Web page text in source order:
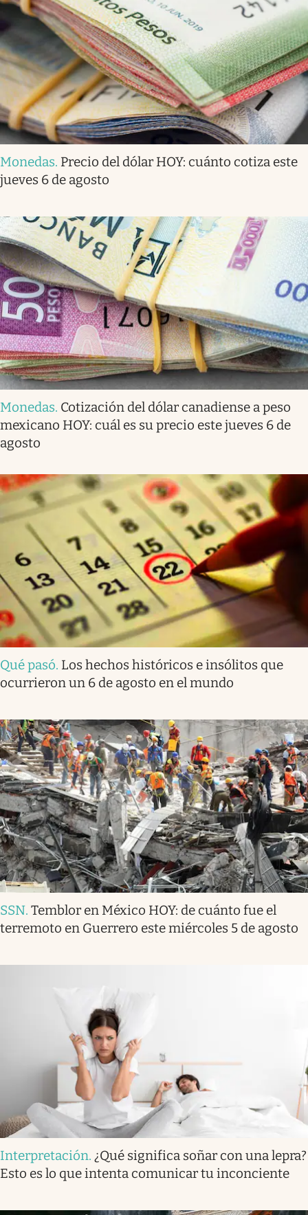
Monedas. Precio del dólar HOY: cuánto cotiza este
jueves 6 de agosto
Monedas. Cotización del dólar canadiense a peso
mexicano HOY: cuál es su precio este jueves 6 de
agosto
Qué pasó. Los hechos históricos e insólitos que
ocurrieron un 6 de agosto en el mundo
SSN. Temblor en México HOY: de cuánto fue el
terremoto en Guerrero este miércoles 5 de agosto
Interpretación. ¿Qué significa soñar con una lepra?
Esto es lo que intenta comunicar tu inconciente